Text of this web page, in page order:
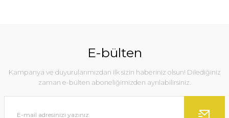
E-bülten
Kampanya ve duyurularımızdan ilk sizin haberiniz olsun! Dilediğiniz
zaman e-bülten aboneliğimizden ayrılabilirsiniz.